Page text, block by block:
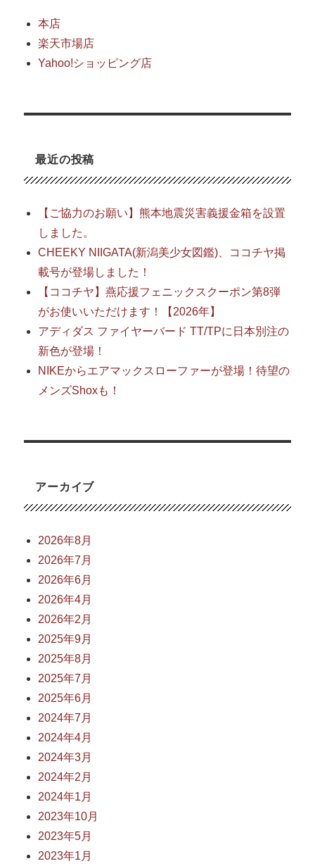
本店
楽天市場店
Yahoo!ショッピング店
最近の投稿
【ご協力のお願い】熊本地震災害義援金箱を設置
しました。
CHEEKY NIIGATA(新潟美少女図鑑)、ココチヤ掲
載号が登場しました！
【ココチヤ】燕応援フェニックスクーポン第8弾
がお使いいただけます！【2026年】
アディダス ファイヤーバード TT/TPに日本別注の
新色が登場！
NIKEからエアマックスローファーが登場！待望の
メンズShoxも！
アーカイブ
2026年8月
2026年7月
2026年6月
2026年4月
2026年2月
2025年9月
2025年8月
2025年7月
2025年6月
2024年7月
2024年4月
2024年3月
2024年2月
2024年1月
2023年10月
2023年5月
2023年1月